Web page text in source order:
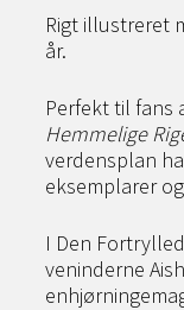
Rigt illustreret
år.
Perfekt til fans
Hemmelige
verdensplan
eksemplarer
I Den
veninderne